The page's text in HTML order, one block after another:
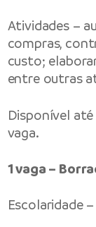
Atividades –
compras,
custo;
entre outras
Disponível
vaga.
1 vaga –
Escolaridade